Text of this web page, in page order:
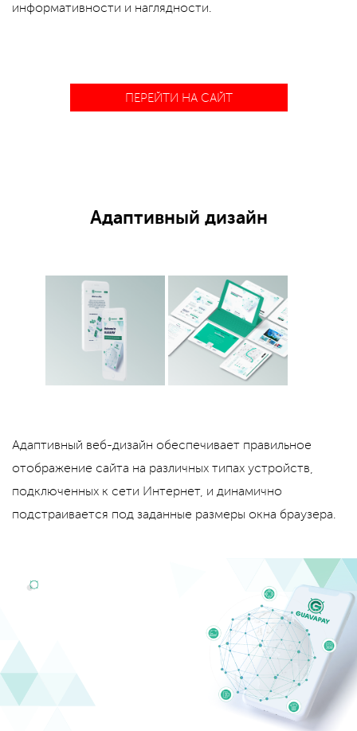
информативности и наглядности.
ПЕРЕЙТИ НА САЙТ
Адаптивный дизайн
Адаптивный веб-дизайн обеспечивает правильное
отображение сайта на различных типах устройств,
подключенных к сети Интернет, и динамично
подстраивается под заданные размеры окна браузера.